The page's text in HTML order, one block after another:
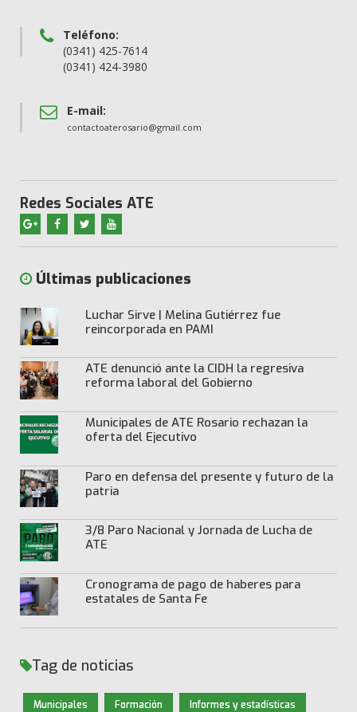
Teléfono:
(0341) 425-7614
(0341) 424-3980
E-mail:
contactoaterosario@gmail.com
Redes Sociales ATE
Últimas publicaciones
Luchar Sirve | Melina Gutiérrez fue
reincorporada en PAMI
ATE denunció ante la CIDH la regresiva
reforma laboral del Gobierno
Municipales de ATE Rosario rechazan la
oferta del Ejecutivo
Paro en defensa del presente y futuro de la
patria
3/8 Paro Nacional y Jornada de Lucha de
ATE
Cronograma de pago de haberes para
estatales de Santa Fe
Tag de noticias
Municipales Formación Informes y estadísticas